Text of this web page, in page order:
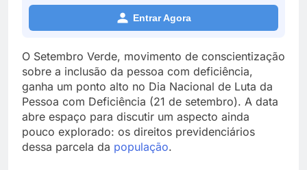
Entrar Agora
O Setembro Verde, movimento de conscientização
sobre a inclusão da pessoa com deficiência,
ganha um ponto alto no Dia Nacional de Luta da
Pessoa com Deficiência (21 de setembro). A data
abre espaço para discutir um aspecto ainda
pouco explorado: os direitos previdenciários
dessa parcela da população.